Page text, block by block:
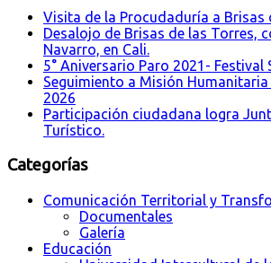
Visita de la Procudaduría a Brisas
Desalojo de Brisas de las Torres,
Navarro, en Cali.
5° Aniversario Paro 2021- Festival
Seguimiento a Misión
2026
Participación ciudadana logra
Turístico.
Categorías
Comunicación Territorial y
Documentales
Galería
Educación